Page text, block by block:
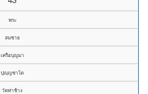
พระ
สมชาย
เครือบุญมา
ปุญฺญชาโต
วัดท่าช้าง